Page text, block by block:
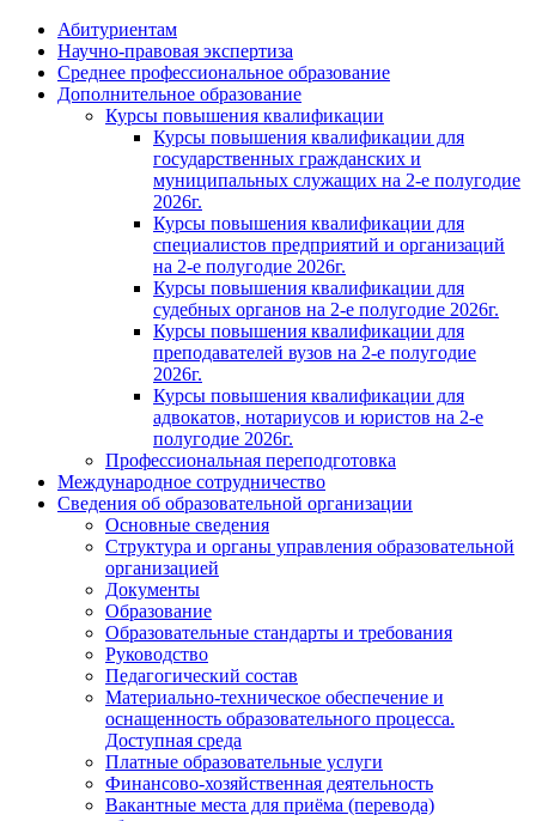
Абитуриентам
Научно-правовая экспертиза
Cреднее профессиональное образование
Дополнительное образование
Курсы повышения квалификации
Курсы повышения квалификации для
государственных гражданских и
муниципальных служащих на 2-е полугодие
2026г.
Курсы повышения квалификации для
специалистов предприятий и организаций
на 2-е полугодие 2026г.
Курсы повышения квалификации для
судебных органов на 2-е полугодие 2026г.
Курсы повышения квалификации для
преподавателей вузов на 2-е полугодие
2026г.
Курсы повышения квалификации для
адвокатов, нотариусов и юристов на 2-е
полугодие 2026г.
Профессиональная переподготовка
Международное сотрудничество
Сведения об образовательной организации
Основные сведения
Структура и органы управления образовательной
организацией
Документы
Образование
Образовательные стандарты и требования
Руководство
Педагогический состав
Материально-техническое обеспечение и
оснащенность образовательного процесса.
Доступная среда
Платные образовательные услуги
Финансово-хозяйственная деятельность
Вакантные места для приёма (перевода)